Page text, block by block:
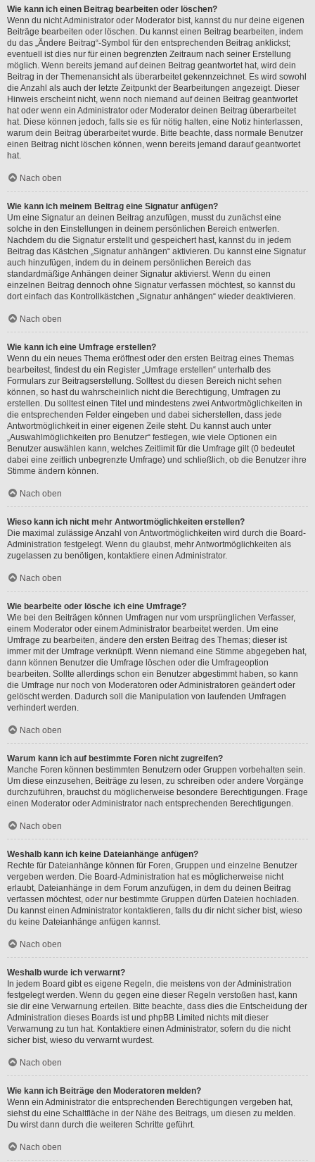
Wie kann ich einen Beitrag bearbeiten oder löschen?
Wenn du nicht Administrator oder Moderator bist, kannst du nur deine eigenen
Beiträge bearbeiten oder löschen. Du kannst einen Beitrag bearbeiten, indem
du das „Ändere Beitrag“-Symbol für den entsprechenden Beitrag anklickst;
eventuell ist dies nur für einen begrenzten Zeitraum nach seiner Erstellung
möglich. Wenn bereits jemand auf deinen Beitrag geantwortet hat, wird dein
Beitrag in der Themenansicht als überarbeitet gekennzeichnet. Es wird sowohl
die Anzahl als auch der letzte Zeitpunkt der Bearbeitungen angezeigt. Dieser
Hinweis erscheint nicht, wenn noch niemand auf deinen Beitrag geantwortet
hat oder wenn ein Administrator oder Moderator deinen Beitrag überarbeitet
hat. Diese können jedoch, falls sie es für nötig halten, eine Notiz hinterlassen,
warum dein Beitrag überarbeitet wurde. Bitte beachte, dass normale Benutzer
einen Beitrag nicht löschen können, wenn bereits jemand darauf geantwortet
hat.
Nach oben
Wie kann ich meinem Beitrag eine Signatur anfügen?
Um eine Signatur an deinen Beitrag anzufügen, musst du zunächst eine
solche in den Einstellungen in deinem persönlichen Bereich entwerfen.
Nachdem du die Signatur erstellt und gespeichert hast, kannst du in jedem
Beitrag das Kästchen „Signatur anhängen“ aktivieren. Du kannst eine Signatur
auch hinzufügen, indem du in deinem persönlichen Bereich das
standardmäßige Anhängen deiner Signatur aktivierst. Wenn du einen
einzelnen Beitrag dennoch ohne Signatur verfassen möchtest, so kannst du
dort einfach das Kontrollkästchen „Signatur anhängen“ wieder deaktivieren.
Nach oben
Wie kann ich eine Umfrage erstellen?
Wenn du ein neues Thema eröffnest oder den ersten Beitrag eines Themas
bearbeitest, findest du ein Register „Umfrage erstellen“ unterhalb des
Formulars zur Beitragserstellung. Solltest du diesen Bereich nicht sehen
können, so hast du wahrscheinlich nicht die Berechtigung, Umfragen zu
erstellen. Du solltest einen Titel und mindestens zwei Antwortmöglichkeiten in
die entsprechenden Felder eingeben und dabei sicherstellen, dass jede
Antwortmöglichkeit in einer eigenen Zeile steht. Du kannst auch unter
„Auswahlmöglichkeiten pro Benutzer“ festlegen, wie viele Optionen ein
Benutzer auswählen kann, welches Zeitlimit für die Umfrage gilt (0 bedeutet
dabei eine zeitlich unbegrenzte Umfrage) und schließlich, ob die Benutzer ihre
Stimme ändern können.
Nach oben
Wieso kann ich nicht mehr Antwortmöglichkeiten erstellen?
Die maximal zulässige Anzahl von Antwortmöglichkeiten wird durch die Board-
Administration festgelegt. Wenn du glaubst, mehr Antwortmöglichkeiten als
zugelassen zu benötigen, kontaktiere einen Administrator.
Nach oben
Wie bearbeite oder lösche ich eine Umfrage?
Wie bei den Beiträgen können Umfragen nur vom ursprünglichen Verfasser,
einem Moderator oder einem Administrator bearbeitet werden. Um eine
Umfrage zu bearbeiten, ändere den ersten Beitrag des Themas; dieser ist
immer mit der Umfrage verknüpft. Wenn niemand eine Stimme abgegeben hat,
dann können Benutzer die Umfrage löschen oder die Umfrageoption
bearbeiten. Sollte allerdings schon ein Benutzer abgestimmt haben, so kann
die Umfrage nur noch von Moderatoren oder Administratoren geändert oder
gelöscht werden. Dadurch soll die Manipulation von laufenden Umfragen
verhindert werden.
Nach oben
Warum kann ich auf bestimmte Foren nicht zugreifen?
Manche Foren können bestimmten Benutzern oder Gruppen vorbehalten sein.
Um diese einzusehen, Beiträge zu lesen, zu schreiben oder andere Vorgänge
durchzuführen, brauchst du möglicherweise besondere Berechtigungen. Frage
einen Moderator oder Administrator nach entsprechenden Berechtigungen.
Nach oben
Weshalb kann ich keine Dateianhänge anfügen?
Rechte für Dateianhänge können für Foren, Gruppen und einzelne Benutzer
vergeben werden. Die Board-Administration hat es möglicherweise nicht
erlaubt, Dateianhänge in dem Forum anzufügen, in dem du deinen Beitrag
verfassen möchtest, oder nur bestimmte Gruppen dürfen Dateien hochladen.
Du kannst einen Administrator kontaktieren, falls du dir nicht sicher bist, wieso
du keine Dateianhänge anfügen kannst.
Nach oben
Weshalb wurde ich verwarnt?
In jedem Board gibt es eigene Regeln, die meistens von der Administration
festgelegt werden. Wenn du gegen eine dieser Regeln verstoßen hast, kann
sie dir eine Verwarnung erteilen. Bitte beachte, dass dies die Entscheidung der
Administration dieses Boards ist und phpBB Limited nichts mit dieser
Verwarnung zu tun hat. Kontaktiere einen Administrator, sofern du die nicht
sicher bist, wieso du verwarnt wurdest.
Nach oben
Wie kann ich Beiträge den Moderatoren melden?
Wenn ein Administrator die entsprechenden Berechtigungen vergeben hat,
siehst du eine Schaltfläche in der Nähe des Beitrags, um diesen zu melden.
Du wirst dann durch die weiteren Schritte geführt.
Nach oben